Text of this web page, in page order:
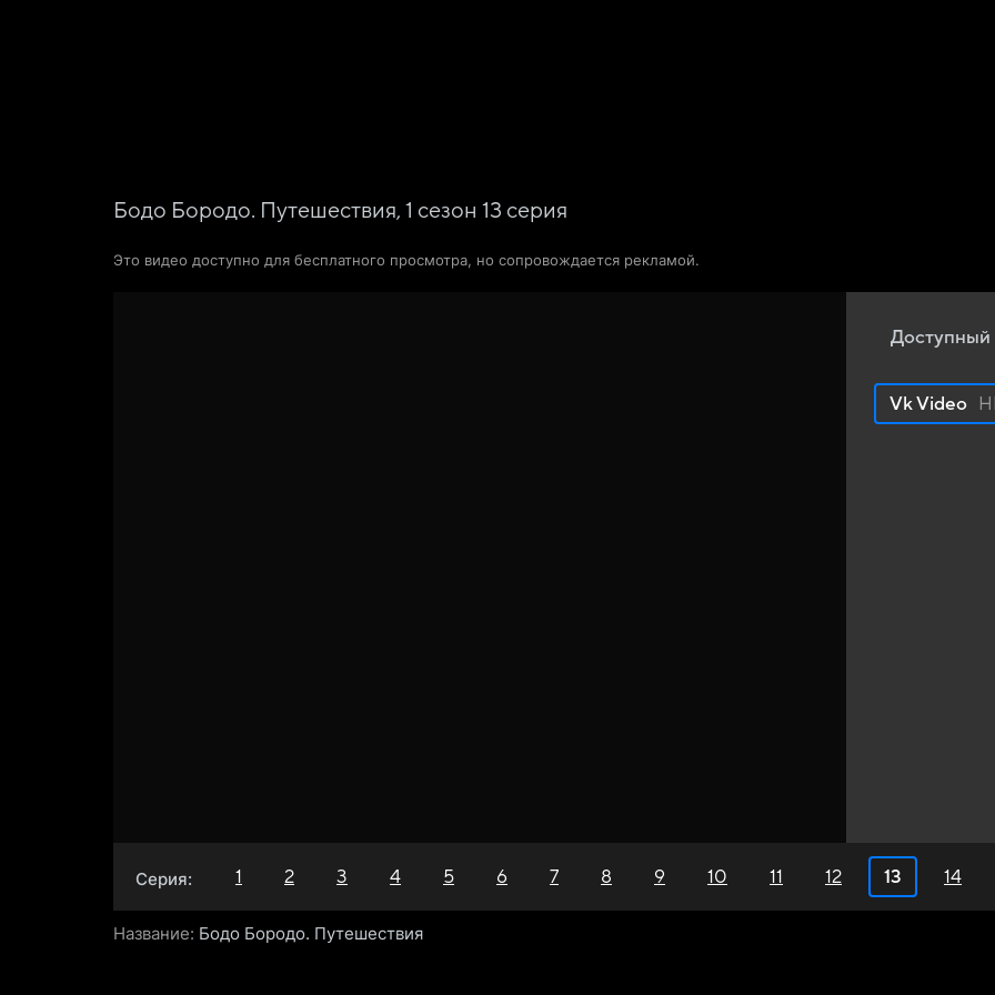
Бодо Бородо. Путешествия, 1 сезон 13 серия
Это видео доступно для бесплатного просмотра, но сопровождается рекламой.
Доступный
Vk Video
Серия: 1 2 3 4 5 6 7 8 9 10 11 12 13 14
Название: Бодо Бородо. Путешествия